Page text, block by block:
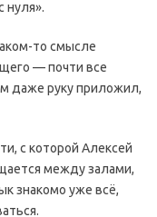
нуля».
то смысле
— почти все
даже руку приложил,
с которой Алексей
между залами,
знакомо уже всё,